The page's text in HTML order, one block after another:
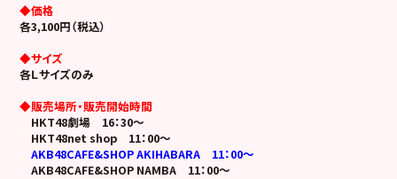
◆価格
各3,100円（税込）
◆サイズ
各Ｌサイズのみ
◆販売場所・販売開始時間
HKT48劇場 16：30～
HKT48net shop 11：00～
AKB48CAFE&SHOP AKIHABARA 11：00～
AKB48CAFE&SHOP NAMBA 11：00～